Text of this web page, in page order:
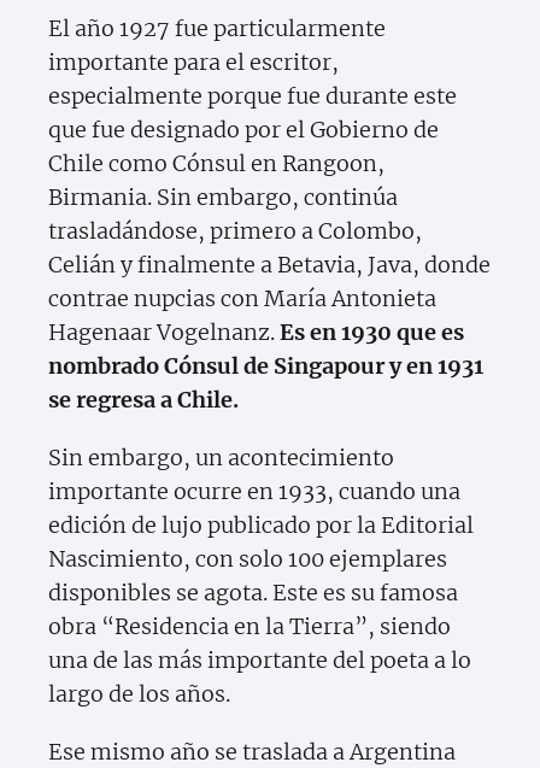
El año 1927 fue particularmente
importante para el escritor,
especialmente porque fue durante este
que fue designado por el Gobierno de
Chile como Cónsul en Rangoon,
Birmania. Sin embargo, continúa
trasladándose, primero a Colombo,
Celián y finalmente a Betavia, Java, donde
contrae nupcias con María Antonieta
Hagenaar Vogelnanz.Es en 1930 que es
nombrado Cónsul de Singapour y en 1931
se regresa a Chile.
Sin embargo, un acontecimiento
importante ocurre en 1933, cuando una
edición de lujo publicado por la Editorial
Nascimiento, con solo 100 ejemplares
disponibles se agota. Este es su famosa
obra “Residencia en la Tierra”, siendo
una de las más importante del poeta a lo
largo de los años.
Ese mismo año se traslada a Argentina